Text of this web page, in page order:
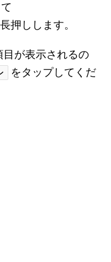
押しします。
が表示されるの
をタップしてくだ